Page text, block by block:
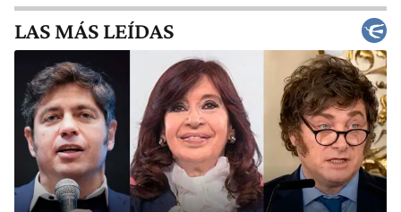
LAS MÁS LEÍDAS